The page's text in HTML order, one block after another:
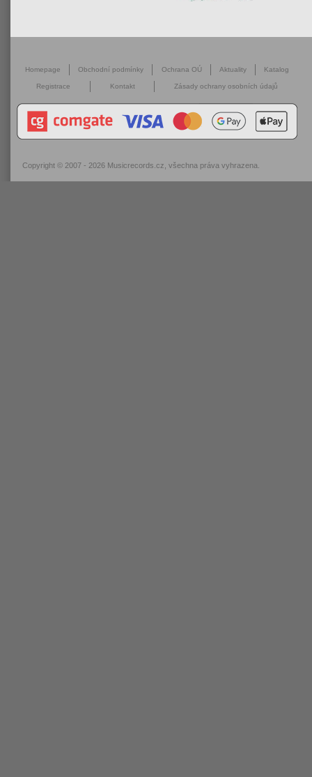
Homepage Obchodní podmínky Ochrana OÚ Aktuality Katalog
Registrace Kontakt Zásady ochrany osobních údajů
Copyright © 2007 - 2026 Musicrecords.cz , všechna práva vyhrazena.